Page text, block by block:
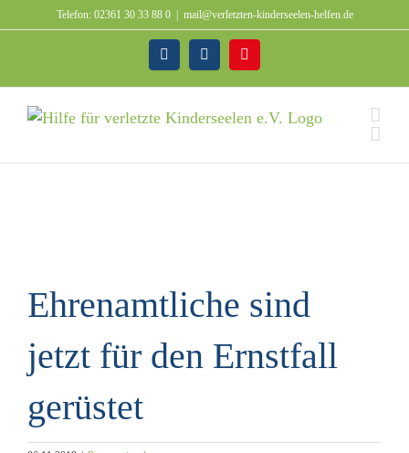
Inhalt
Telefon: 02361 30 33 88 0 mail@verletzten-kinderseelen-helfen.de
FacebookInstagramSpenden
Ehrenamtliche sind
jetzt für den Ernstfall
gerüstet